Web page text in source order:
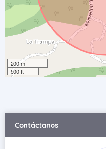
200 m
500 ft
Contáctanos